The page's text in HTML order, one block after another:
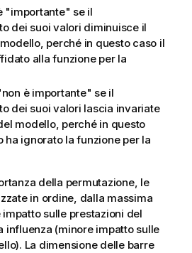
"importante" se il
dei suoi valori diminuisce il
perché in questo caso il
alla funzione per la
è importante" se il
dei suoi valori lascia invariate
modello, perché in questo
ha ignorato la funzione per la
della permutazione, le
in ordine, dalla massima
sulle prestazioni del
influenza (minore impatto sulle
La dimensione delle barre